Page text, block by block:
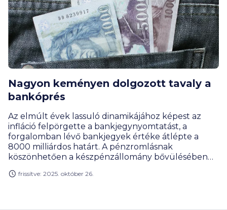
Nagyon keményen dolgozott tavaly a
bankóprés
Az elmúlt évek lassuló dinamikájához képest az
infláció felpörgette a bankjegynyomtatást, a
forgalomban lévő bankjegyek értéke átlépte a
8000 milliárdos határt. A pénzromlásnak
köszönhetően a készpénzállomány bővülésében
figyelmet Gergely Péter, a BiztosDöntés.hu
frissítve: 2025. október 26.